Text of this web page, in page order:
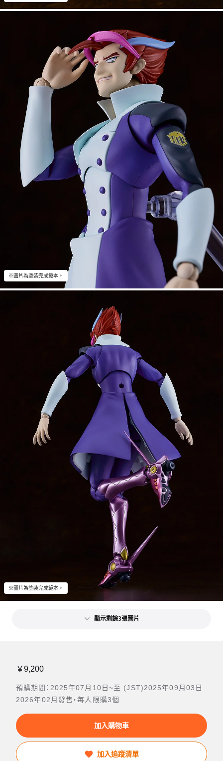
※圖片為塗裝完成範本。
※圖片為塗裝完成範本。
顯示剩餘3張圖片
￥9,200
預購期間：2025年07月10日~至 (JST)2025年09月03日
2026年02月發售・每人限購3個
加入購物車
加入追蹤清單